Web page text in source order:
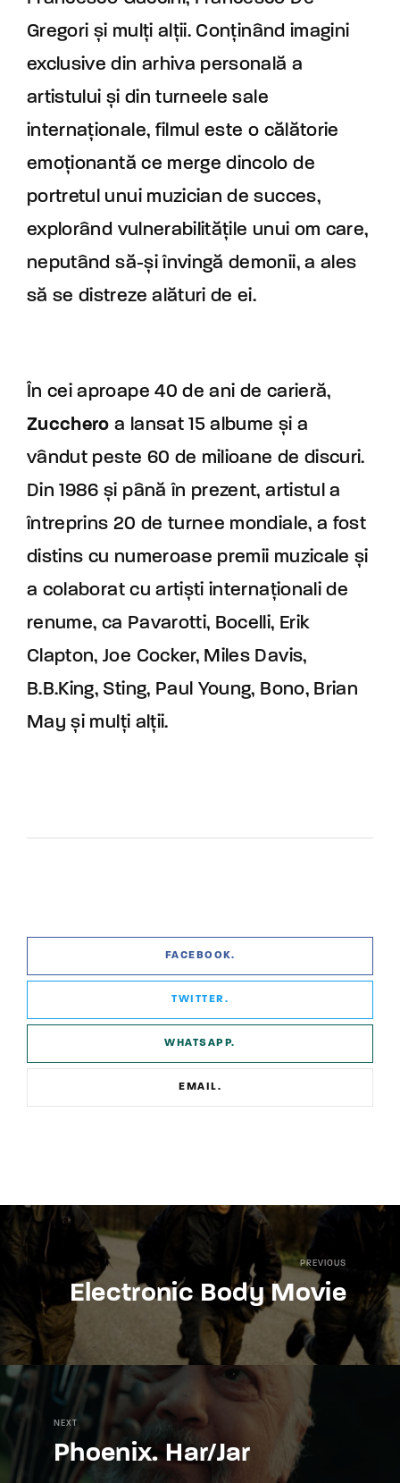
Gregori și mulți alții. Conținând imagini
exclusive din arhiva personală a
artistului și din turneele sale
internaționale, filmul este o călătorie
emoționantă ce merge dincolo de
portretul unui muzician de succes,
explorând vulnerabilitățile unui om care,
neputând să-și învingă demonii, a ales
să se distreze alături de ei.
În cei aproape 40 de ani de carieră,
Zucchero a lansat 15 albume și a
vândut peste 60 de milioane de discuri.
Din 1986 și până în prezent, artistul a
întreprins 20 de turnee mondiale, a fost
distins cu numeroase premii muzicale și
a colaborat cu artiști internaționali de
renume, ca Pavarotti, Bocelli, Erik
Clapton, Joe Cocker, Miles Davis,
B.B.King, Sting, Paul Young, Bono, Brian
May și mulți alții.
FACEBOOK
TWITTER
WHATSAPP
EMAIL
PREVIOUS
Electronic Body Movie
NEXT
Phoenix. Har/Jar